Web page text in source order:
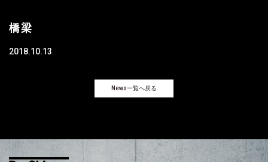
橋梁
2018.10.13
News一覧へ戻る